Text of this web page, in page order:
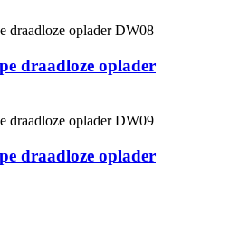
draadloze oplader
draadloze oplader